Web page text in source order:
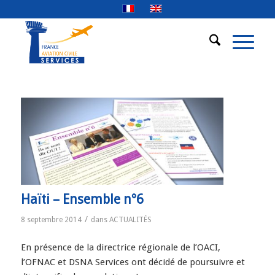
Haïti – Ensemble n°6
8 septembre 2014 / dans ACTUALITÉS
En présence de la directrice régionale de l’OACI,
l’OFNAC et DSNA Services ont décidé de poursuivre et